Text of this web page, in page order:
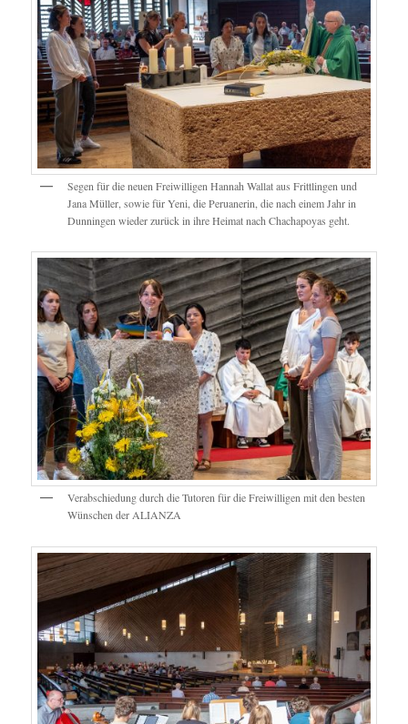
Segen für die neuen Freiwilligen Hannah Wallat aus Frittlingen und
Jana Müller, sowie für Yeni, die Peruanerin, die nach einem Jahr in
Dunningen wieder zurück in ihre Heimat nach Chachapoyas geht.
Verabschiedung durch die Tutoren für die Freiwilligen mit den besten
Wünschen der ALIANZA